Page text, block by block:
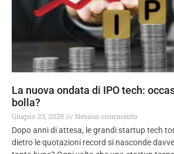
La nuova ondata di IPO tech:
bolla?
Giugno 23, 2025
Nessun commento
Dopo anni di attesa, le grandi startup tech
dietro le quotazioni record si nasconde